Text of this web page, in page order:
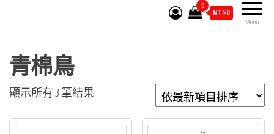
Menu
0
NT$0
青棉鳥
顯示所有 3 筆結果
新